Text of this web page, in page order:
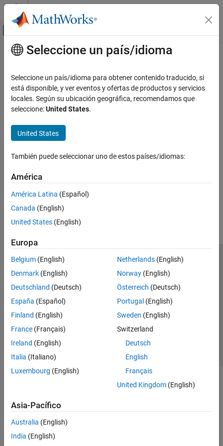
Saltar al contenido
Mostrar/ocultar menú de navegación
Inicio de Documentación
Contenido principal
How useful was this information?
Seleccione un país/idioma
Seleccione un país/idioma para obtener contenido traducido, si
está disponible, y ver eventos y ofertas de productos y servicios
locales. Según su ubicación geográfica, recomendamos que
seleccione:United States.
United States
También puede seleccionar uno de estos países/idiomas:
América
América Latina (Español)
Canada (English)
United States (English)
Europa
Belgium (English)
Denmark (English)
Deutschland (Deutsch)
España (Español)
Finland (English)
France (Français)
Ireland (English)
Italia (Italiano)
Luxembourg (English)
Netherlands(English)
Norway(English)
Österreich (Deutsch)
Portugal (English)
Sweden (English)
Switzerland
Deutsch
English
Français
United Kingdom(English)
Asia-Pacífico
Australia (English)
India (English)
Centro de confianza
Marcas comerciales
Política de privacidad
Antipiratería
Estado de las aplicaciones
Información de contacto
© 1994-2026 The MathWorks, Inc.